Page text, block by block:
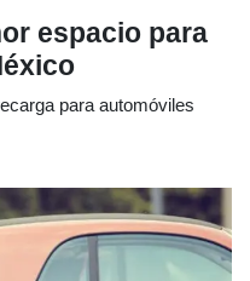
espacio para
para automóviles